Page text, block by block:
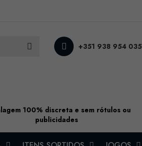
+351 938 954 035
100% discreta e sem rótulos ou
publicidades